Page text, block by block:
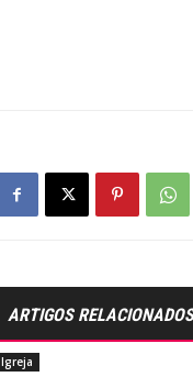
ARTIGOS RELACIONADOS
Igreja